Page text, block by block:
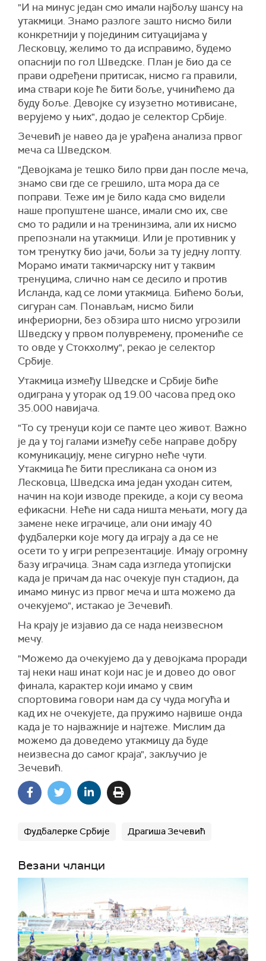
"И на минус један смо имали најбољу шансу на
утакмици. Знамо разлоге зашто нисмо били
конкретнији у појединим ситуацијама у
Лесковцу, желимо то да исправимо, будемо
опаснији по гол Шведске. План је био да се
прави одређени притисак, нисмо га правили,
има ствари које ће бити боље, учинићемо да
буду боље. Девојке су изузетно мотивисане,
верујемо у њих", додао је селектор Србије.
Зечевић је навео да је урађена анализа првог
меча са Шведском.
"Девојкама је тешко било први дан после меча,
знамо сви где се грешило, шта мора да се
поправи. Теже им је било када смо видели
наше пропуштене шансе, имали смо их, све
смо то радили и на тренинзима, али их нисмо
препознали на утакмици. Или је противник у
том тренутку био јачи, бољи за ту једну лопту.
Морамо имати такмичарску нит у таквим
тренуцима, слично нам се десило и против
Исланда, кад се ломи утакмица. Бићемо бољи,
сигуран сам. Понављам, нисмо били
инфериорни, без обзира што нисмо угрозили
Шведску у првом полувремену, промениће се
то овде у Стокхолму", рекао је селектор
Србије.
Утакмица између Шведске и Србије биће
одиграна у уторак од 19.00 часова пред око
35.000 навијача.
"То су тренуци који се памте цео живот. Важно
је да у тој галами између себе направе добру
комуникацију, мене сигурно неће чути.
Утакмица ће бити пресликана са оном из
Лесковца, Шведска има један уходан ситем,
начин на који изводе прекиде, а који су веома
ефикасни. Неће ни сада ништа мењати, могу да
замене неке играчице, али они имају 40
фудбалерки које могу да играју а да се не
осети то у игри репрезентације. Имају огромну
базу играчица. Знам сада изгледа утопијски
када је причам да нас очекује пун стадион, да
имамо минус из првог меча и шта можемо да
очекујемо", истакао је Зечевић.
На крају је изјавио да се нада неизвесном
мечу.
"Можемо да очекујемо да у девојкама проради
тај неки наш инат који нас је и довео до овог
финала, карактер који имамо у свим
спортовима говори нам да су чуда могућа и
кад их не очекујете, да пружимо највише онда
када је то најважније и најтеже. Мислим да
можемо да доведемо утакмицу да буде
неизвесна до самог краја", закључио је
Зечевић.
Фудбалерке Србије Драгиша Зечевић
Везани чланци